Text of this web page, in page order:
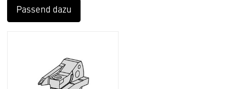
Passend dazu